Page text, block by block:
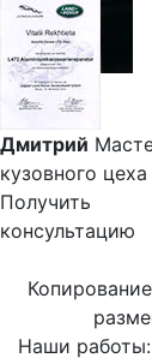
Дмитрий
кузовного цеха
Получить
консультацию
Наши работы: